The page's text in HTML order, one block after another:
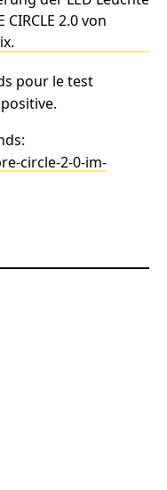
pour le test
circle-2-0-im-